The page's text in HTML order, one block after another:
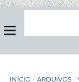
INÍCIO / ARQUIVOS /